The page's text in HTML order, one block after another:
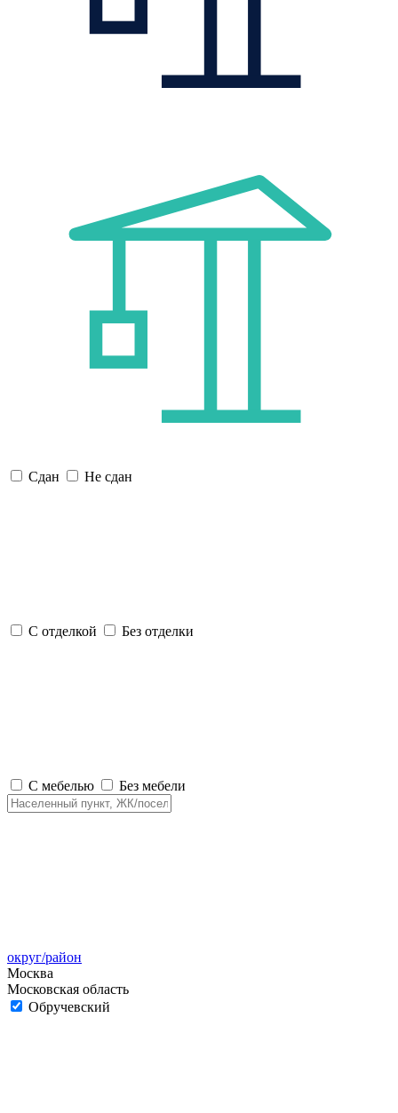
Сдан Не сдан
С отделкой Без отделки
С мебелью Без мебели
округ/район
Москва
Московская область
Обручевский